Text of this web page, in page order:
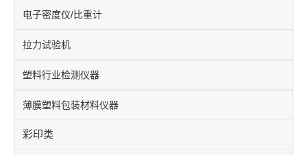
电子密度仪/比重计
拉力试验机
塑料行业检测仪器
薄膜塑料包装材料仪器
彩印类